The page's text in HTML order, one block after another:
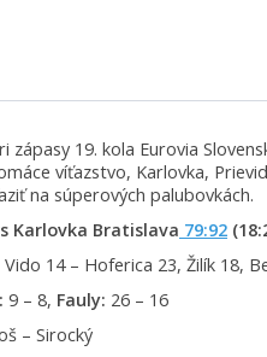
19. kola Eurovia
víťazstvo, Karlovka,
na súperových palubovkách.
Karlovka Bratislava 79:92
14 – Hoferica 23, Žilík 18,
9 – 8, Fauly: 26 – 16
– Sirocký